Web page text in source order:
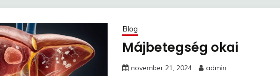
Blog
Májbetegség okai
november 21, 2024 admin